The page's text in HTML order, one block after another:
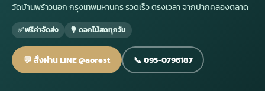
ดอกไม้จัดงานศพ
จัดดอกไม้หน้าศพ
พวงหรีดราคา
สั่งพวงหรีด
น้าเมรุ
มรุสีขาว
ไม้งานแต่ง ราคา
ไม้งานแต่ง ราคาถูก
พวงหรีดพัดลม ราคา
พวงหรีดพัดลม ราคาถูก
รับจัดงานศพ ราคา
รับจัดงานศพ ครบวงจร
วัดบ้านพร้าวนอก กรุงเทพมหานคร รวดเร็ว ตรงเวลา จากปากคลองตลาด
✅ ฟรีค่าจัดส่ง 💐 ดอกไม้สดทุกวัน
💬 สั่งผ่าน LINE @aorest 📞 095-0796187